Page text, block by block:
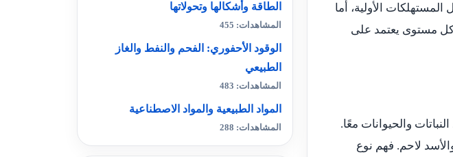
الأولية، أما
كل مستوى يعتمد على
والحيوانات معًا.
لاحم. فهم نوع
الطاقة وأشكالها وتحولاتها
المشاهدات: 455
الوقود الأحفوري: الفحم والنفط والغاز
الطبيعي
المشاهدات: 483
المواد الطبيعية والمواد الاصطناعية
المشاهدات: 288